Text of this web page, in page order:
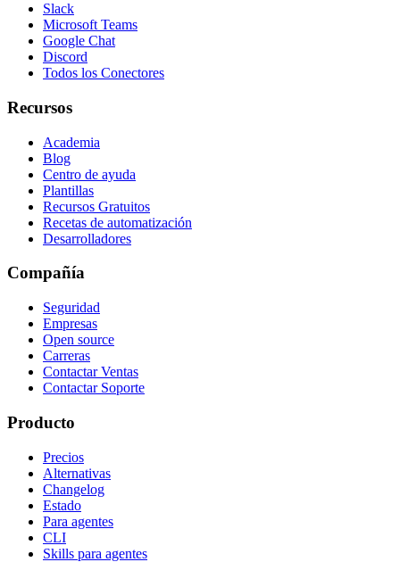
Slack
Microsoft Teams
Google Chat
Discord
Todos los Conectores
Recursos
Academia
Blog
Centro de ayuda
Plantillas
Recursos Gratuitos
Recetas de automatización
Desarrolladores
Compañía
Seguridad
Empresas
Open source
Carreras
Contactar Ventas
Contactar Soporte
Producto
Precios
Alternativas
Changelog
Estado
Para agentes
CLI
Skills para agentes